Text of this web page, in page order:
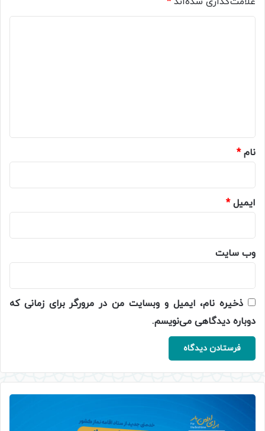
نام*
ایمیل*
وب‌ سایت
ذخیره نام، ایمیل و وبسایت من در مرورگر برای زمانی که
دوباره دیدگاهی می‌نویسم.